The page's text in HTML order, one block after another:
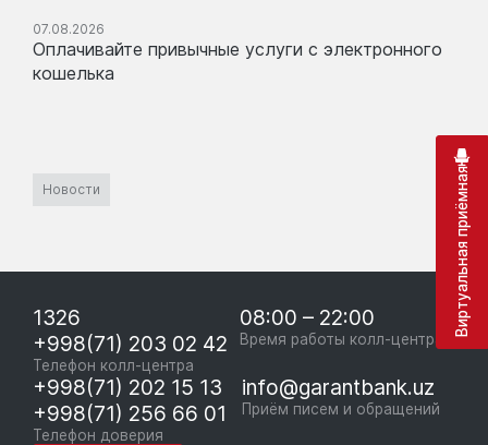
07.08.2026
Оплачивайте привычные услуги с электронного
кошелька
Новости
1326
+998(71) 203 02 42
Телефон колл-центра
08:00 – 22:00
Время работы колл-центра
+998(71) 202 15 13
+998(71) 256 66 01
Телефон доверия
info@garantbank.uz
Приём писем и обращений
Виртуальная приёмная